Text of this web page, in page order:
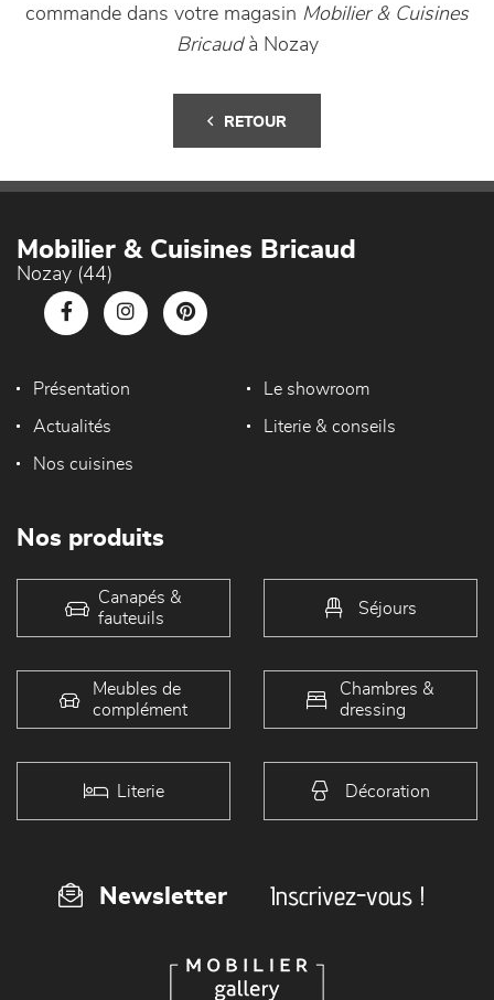
commande dans votre magasin Mobilier & Cuisines
Bricaudà Nozay
RETOUR
Mobilier & Cuisines Bricaud
Nozay (44)
Présentation Le showroom
Actualités Literie & conseils
Nos cuisines
Nos produits
Canapés &
fauteuils
Séjours
Meubles de
complément
Chambres &
dressing
Literie Décoration
Newsletter Inscrivez-vous !